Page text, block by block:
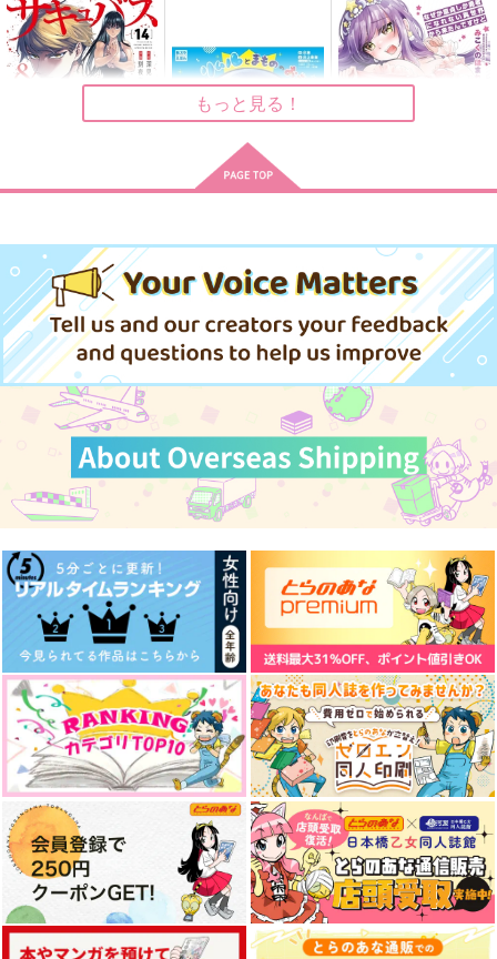
あまやどり
660円（税込）
アスラン×カガリ
サンプル
作品詳細
660円（税込）
キラ＋カガリ
サンプル
作品詳細
787
不死川実弥×冨岡義勇
サンプル
作品詳細
3.05メートルの攻防
ZaWorks
880円（税込）
沢北栄治×深津一成
サンプル
作品詳細
サラふわ攻防！
メロ男ギルド
787円（税込）
立花仙蔵×綾部喜八郎
サンプル
作品詳細
月下の攻防
クロユリ
629円（税込）
レリル×フリンズ
作品詳細
8歳年下の幼馴染は俺
のことを好きすぎる2
紺碧ミント
円（税込）
n
惣菜パック
専売 1,257円（税込）
刀剣乱舞
サンプル
ン 14
秋田書店
880円（税込）
サンプル
作品詳細
ののおうこく
講談社
2,200
サンプル
作品詳細
か勇者になれない異世
界から来たんですけ
ど 2
コアマガジン
990 （税込）
サンプル
作品詳細
もっと見る！